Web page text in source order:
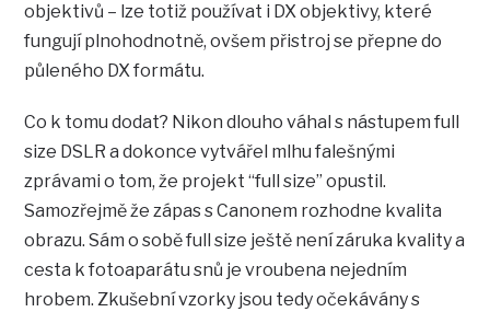
objektivů – lze totiž používat i DX objektivy, které
fungují plnohodnotně, ovšem přistroj se přepne do
půleného DX formátu.
Co k tomu dodat? Nikon dlouho váhal s nástupem full
size DSLR a dokonce vytvářel mlhu falešnými
zprávami o tom, že projekt “full size” opustil.
Samozřejmě že zápas s Canonem rozhodne kvalita
obrazu. Sám o sobě full size ještě není záruka kvality a
cesta k fotoaparátu snů je vroubena nejedním
hrobem. Zkušební vzorky jsou tedy očekávány s